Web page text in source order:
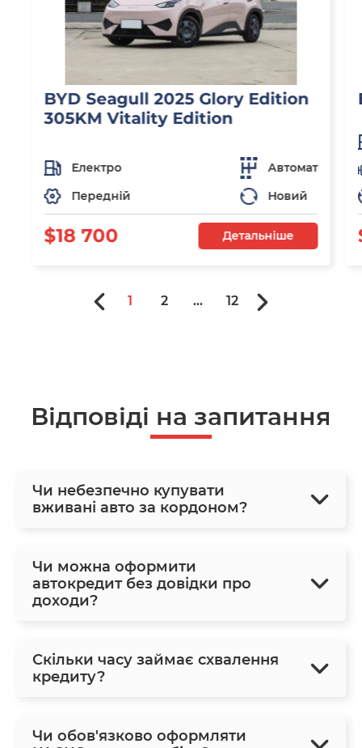
BYD Seagull 2025 Glory Edition
305KM Vitality Edition
Електро
Автомат
Передній
Новий
$18 700 Детальніше
1 2 ... 12
Відповіді на запитання
Чи небезпечно купувати
вживані авто за кордоном?
Чи можна оформити
автокредит без довідки про
доходи?
Скільки часу займає схвалення
кредиту?
Чи обов'язково оформляти